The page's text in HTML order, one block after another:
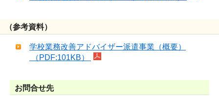
（参考資料）
学校業務改善アドバイザー派遣事業（概要）
（PDF:101KB）
お問合せ先